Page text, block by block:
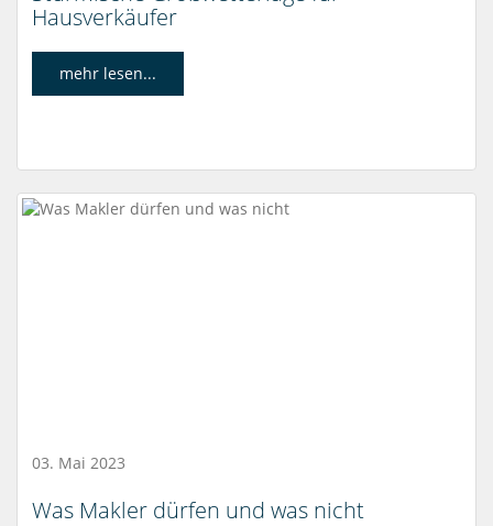
Hausverkäufer
mehr lesen...
03. Mai 2023
Was Makler dürfen und was nicht